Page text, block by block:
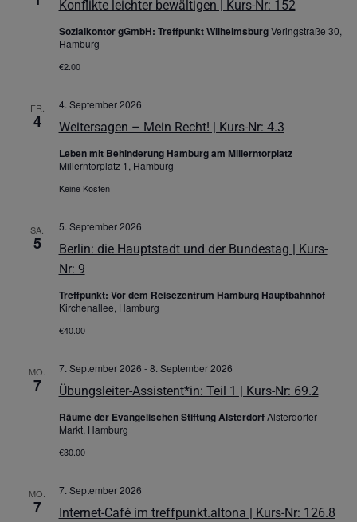
Konflikte leichter bewältigen | Kurs-Nr: 152
Sozialkontor gGmbH: Treffpunkt WilhelmsburgVeringstraße 30,
Hamburg
€2.00
FR.
4 Weitersagen – Mein Recht! | Kurs-Nr: 4.3
4. September 2026
Leben mit Behinderung Hamburg am Millerntorplatz
Millerntorplatz 1, Hamburg
Keine Kosten
SA.
5
Berlin: die Hauptstadt und der Bundestag | Kurs-
Nr: 9
5. September 2026
Treffpunkt: Vor dem Reisezentrum Hamburg Hauptbahnhof
Kirchenallee, Hamburg
€40.00
MO.
7 Übungsleiter-Assistent*in: Teil 1 | Kurs-Nr: 69.2
7. September 2026 -8. September 2026
Räume der Evangelischen Stiftung AlsterdorfAlsterdorfer
Markt, Hamburg
€30.00
MO.
7 Internet-Café im treffpunkt.altona | Kurs-Nr: 126.8
7. September 2026